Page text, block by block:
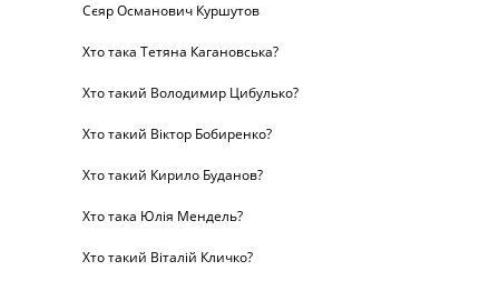
Сєяр Османович Куршутов
Хто така Тетяна Кагановська?
Хто такий Володимир Цибулько?
Хто такий Віктор Бобиренко?
Хто такий Кирило Буданов?
Хто така Юлія Мендель?
Хто такий Віталій Кличко?